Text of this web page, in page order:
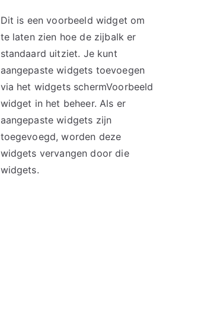
Dit is een voorbeeld widget om
te laten zien hoe de zijbalk er
standaard uitziet. Je kunt
aangepaste widgets toevoegen
via het widgets schermVoorbeeld
widget in het beheer. Als er
aangepaste widgets zijn
toegevoegd, worden deze
widgets vervangen door die
widgets.